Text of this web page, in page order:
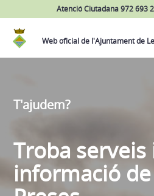
Atenció Ciutadana 972 693
Web oficial de l'Ajuntament de
T'ajudem?
Troba serveis
informació